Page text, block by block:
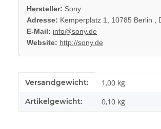
Hersteller: Sony
Adresse: Kemperplatz 1, 10785 Berlin ,
E-Mail: info@sony.de
Website: http://sony.de
Produkteigenschaft
Wert
Versandgewicht: 1,00 kg
Artikelgewicht: 0,10 kg